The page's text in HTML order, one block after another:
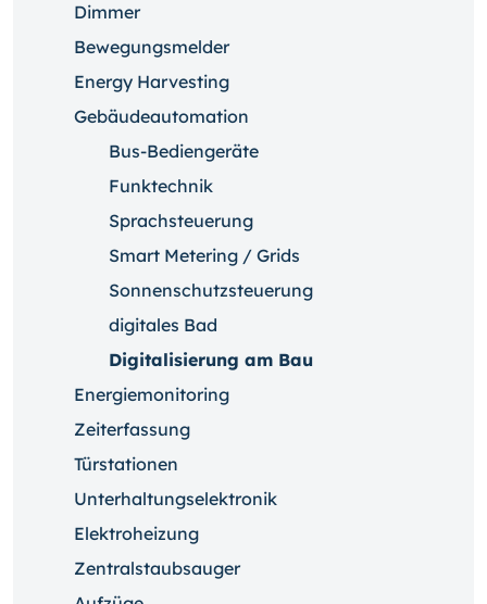
Dimmer
Bewegungsmelder
Energy Harvesting
Gebäudeautomation
Bus-Bediengeräte
Funktechnik
Sprachsteuerung
Smart Metering / Grids
Sonnenschutzsteuerung
digitales Bad
Digitalisierung am Bau
Energiemonitoring
Zeiterfassung
Türstationen
Unterhaltungselektronik
Elektroheizung
Zentralstaubsauger